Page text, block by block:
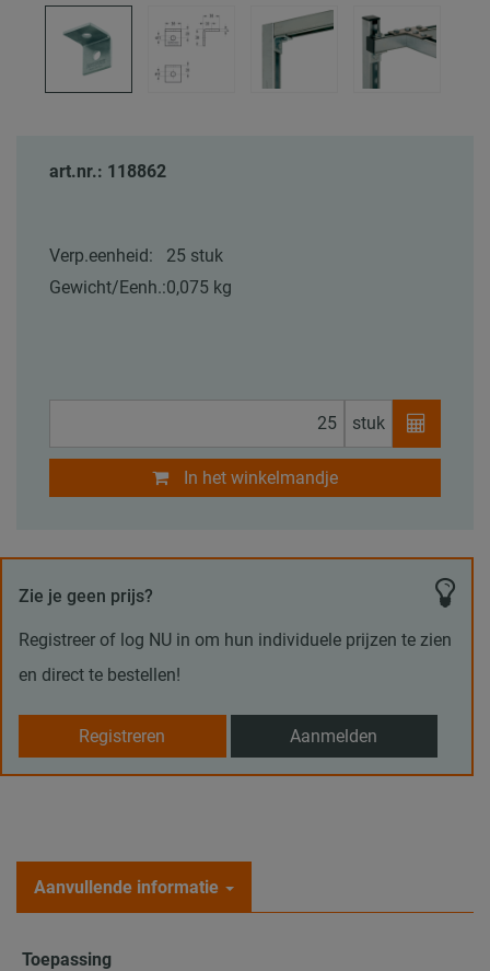
art.nr.: 118862
Verp.eenheid:
25 stuk
Gewicht/Eenh.:0,075 kg
stuk
In het winkelmandje
Zie je geen prijs?
Registreer of log NU in om hun individuele prijzen te zien
en direct te bestellen!
Registreren Aanmelden
Aanvullende informatie
Toepassing